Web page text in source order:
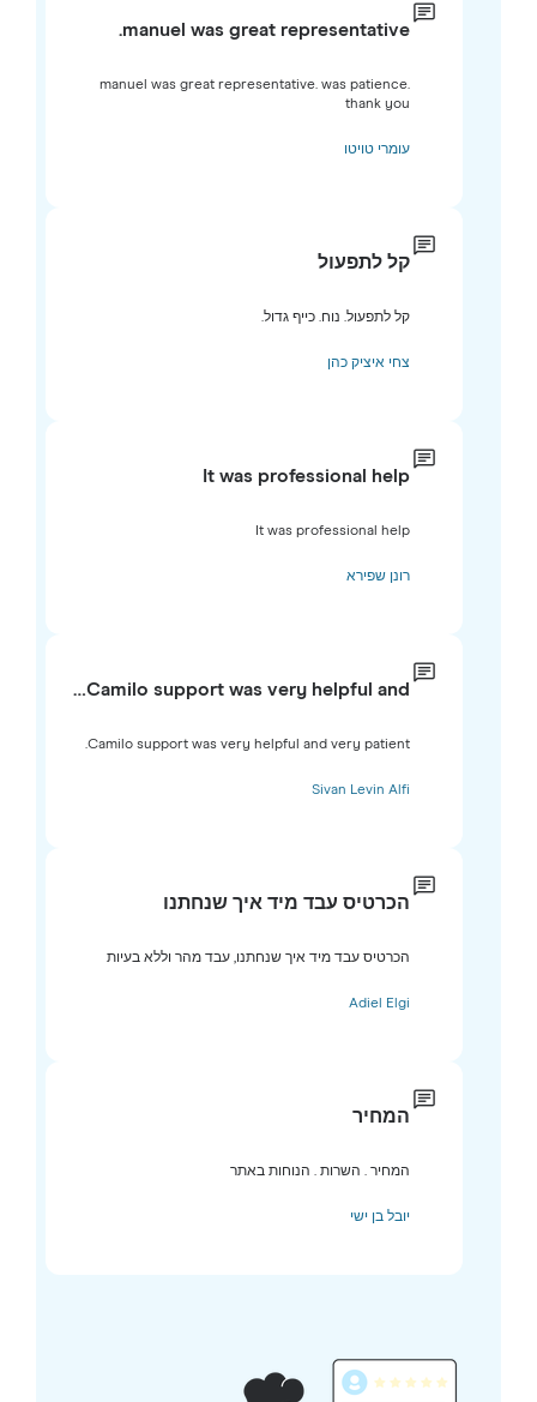
manuel was great representative.
manuel was great representative. was patience.
thank you
עומרי טויטו
קל לתפעול
קל לתפעול. נוח. כייף גדול.
צחי איציק כהן
It was professional help
It was professional help
רונן שפירא
Camilo support was very helpful and…
Camilo support was very helpful and very patient.
Sivan Levin Alfi
הכרטיס עבד מיד איך שנחתנו
הכרטיס עבד מיד איך שנחתנו, עבד מהר וללא בעיות
Adiel Elgi
המחיר
המחיר . השרות . הנוחות באתר
יובל בן ישי